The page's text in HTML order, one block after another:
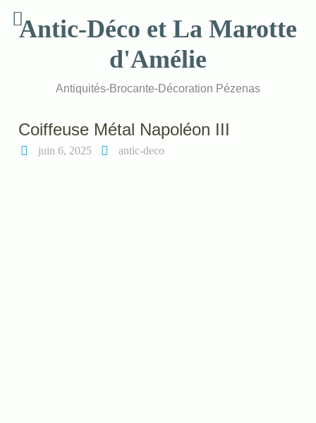
contentAntic-Déco et La Marotte
d'Amélie
Antiquités-Brocante-Décoration Pézenas
Coiffeuse Métal Napoléon III
juin 6, 2025 antic-deco